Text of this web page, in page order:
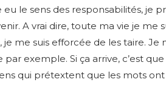
eu le sens des responsabilités, je
A vrai dire, toute ma vie je me
me suis efforcée de les taire. Je
exemple. Si ça arrive, c’est que
qui prétextent que les mots